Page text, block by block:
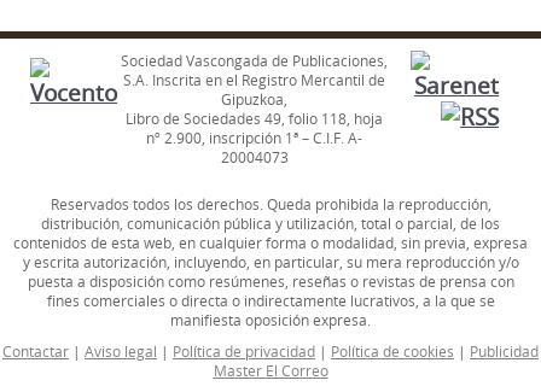
Sociedad Vascongada de Publicaciones,
S.A. Inscrita en el Registro Mercantil de
Gipuzkoa,
Libro de Sociedades 49, folio 118, hoja
nº 2.900, inscripción 1ª – C.I.F. A-
20004073
Reservados todos los derechos. Queda prohibida la reproducción,
distribución, comunicación pública y utilización, total o parcial, de los
contenidos de esta web, en cualquier forma o modalidad, sin previa, expresa
y escrita autorización, incluyendo, en particular, su mera reproducción y/o
puesta a disposición como resúmenes, reseñas o revistas de prensa con
fines comerciales o directa o indirectamente lucrativos, a la que se
manifiesta oposición expresa.
Contactar | Aviso legal | Política de privacidad | Política de cookies | Publicidad
Master El Correo